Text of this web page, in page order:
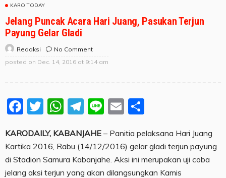
KARO TODAY
Jelang Puncak Acara Hari Juang, Pasukan Terjun
Payung Gelar Gladi
Redaksi
No Comment
posted on Dec. 14, 2016 at 9:14 am
Facebook
Twitter
WhatsApp
Telegram
LineEmail
KARODAILY, KABANJAHE – Panitia pelaksana Hari Juang
Kartika 2016, Rabu (14/12/2016) gelar gladi terjun payung
di Stadion Samura Kabanjahe. Aksi ini merupakan uji coba
jelang aksi terjun yang akan dilangsungkan Kamis